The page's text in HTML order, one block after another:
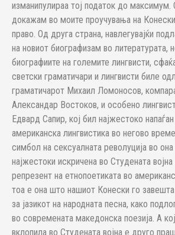
изманипулираа тој податок до
докажам во моите проучувања на
право. Од друга страна, навлегувајќи
на новиот биографизам во литературата,
биографиите на големите лингвисти,
светски граматичари и лингвисти биле
граматичарот Михаил Ломоносов,
Александар Востоков, и особено
Едвард Сапир, кој бил најжестоко
американска лингвистика во негово
симбол на сексуалната револуција во
најжестоки искричена во Студената војна
репрезент на етнопоетиката во
тоа е она што нашиот Конески го
за јазикот на народната песна, како
во современата македонска поезија. А
вклопила во Студената војна е друго